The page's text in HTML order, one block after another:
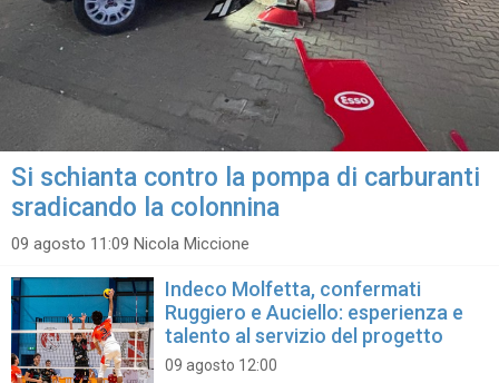
Si schianta contro la pompa di carburanti
sradicando la colonnina
09 agosto 11:09 Nicola Miccione
Indeco Molfetta, confermati
Ruggiero e Auciello: esperienza e
talento al servizio del progetto
09 agosto 12:00